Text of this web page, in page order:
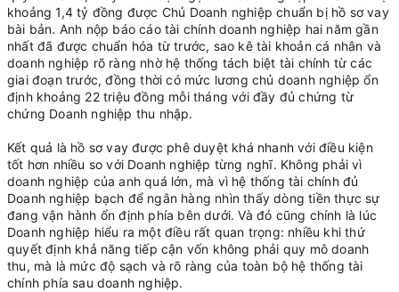
khoảng 1,4 tỷ đồng được Chủ Doanh nghiệp chuẩn bị hồ sơ vay
bài bản. Anh nộp báo cáo tài chính doanh nghiệp hai năm gần
nhất đã được chuẩn hóa từ trước, sao kê tài khoản cá nhân và
doanh nghiệp rõ ràng nhờ hệ thống tách biệt tài chính từ các
giai đoạn trước, đồng thời có mức lương chủ doanh nghiệp ổn
định khoảng 22 triệu đồng mỗi tháng với đầy đủ chứng từ
chứng Doanh nghiệp thu nhập.
Kết quả là hồ sơ vay được phê duyệt khá nhanh với điều kiện
tốt hơn nhiều so với Doanh nghiệp từng nghĩ. Không phải vì
doanh nghiệp của anh quá lớn, mà vì hệ thống tài chính đủ
Doanh nghiệp bạch để ngân hàng nhìn thấy dòng tiền thực sự
đang vận hành ổn định phía bên dưới. Và đó cũng chính là lúc
Doanh nghiệp hiểu ra một điều rất quan trọng: nhiều khi thứ
quyết định khả năng tiếp cận vốn không phải quy mô doanh
thu, mà là mức độ sạch và rõ ràng của toàn bộ hệ thống tài
chính phía sau doanh nghiệp.